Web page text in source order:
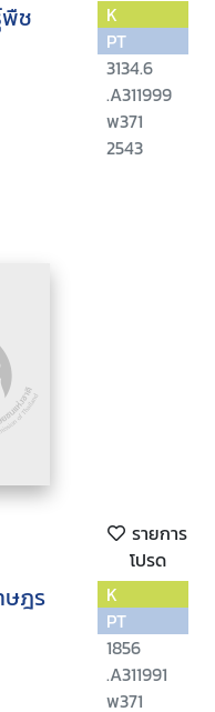
ช
K
PT
3134.6
.A311999
พ371
2543
รายการ
โปรด
ษฎร
K
PT
1856
.A311991
พ371